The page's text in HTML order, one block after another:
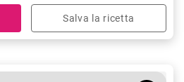
Salva la ricetta